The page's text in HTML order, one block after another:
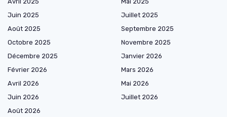
Juin 2025
Juillet 2025
Août 2025
Septembre 2025
Octobre 2025
Novembre 2025
Décembre 2025
Janvier 2026
Février 2026
Mars 2026
Avril 2026
Mai 2026
Juin 2026
Juillet 2026
Août 2026